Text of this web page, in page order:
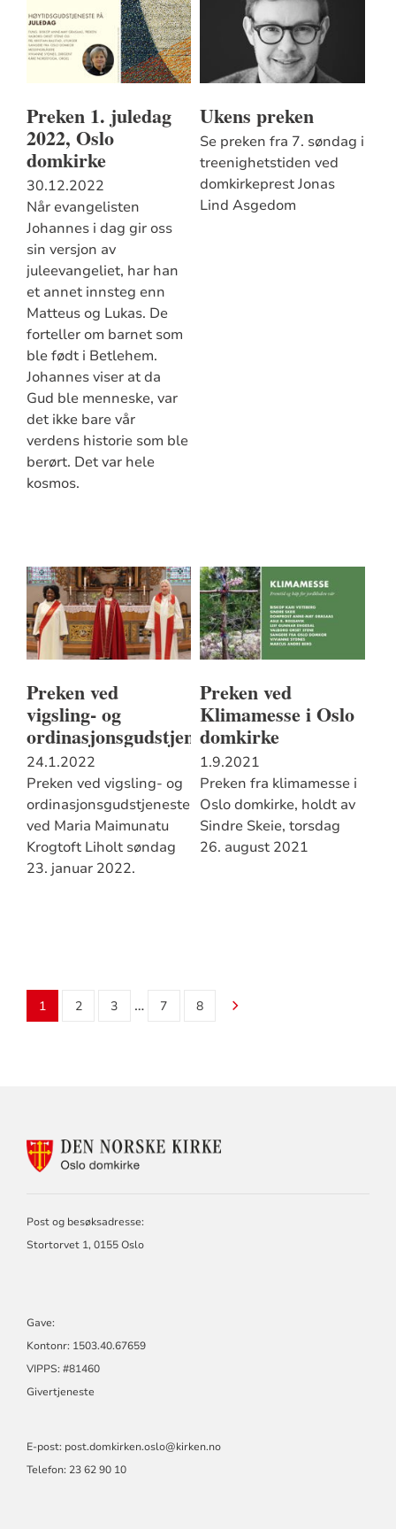
Preken 1. juledag
2022, Oslo
domkirke
30.12.2022
Når evangelisten
Johannes i dag gir oss
sin versjon av
juleevangeliet, har han
et annet innsteg enn
Matteus og Lukas. De
forteller om barnet som
ble født i Betlehem.
Johannes viser at da
Gud ble menneske, var
det ikke bare vår
verdens historie som ble
berørt. Det var hele
kosmos.
Ukens preken
Se preken fra 7. søndag i
treenighetstiden ved
domkirkeprest Jonas
Lind Asgedom
Preken ved
vigsling- og
ordinasjonsgudstjeneste
24.1.2022
Preken ved vigsling- og
ordinasjonsgudstjeneste
ved Maria Maimunatu
Krogtoft Liholt søndag
23. januar 2022.
Preken ved
Klimamesse i Oslo
domkirke
1.9.2021
Preken fra klimamesse i
Oslo domkirke, holdt av
Sindre Skeie, torsdag
26. august 2021
1 2 3 … 7 8
KONTAKTINFORMASJON
Post og besøksadresse:
Stortorvet 1, 0155 Oslo
Gave:
Kontonr: 1503.40.67659
VIPPS: #81460
Givertjeneste
E-post: post.domkirken.oslo@kirken.no
Telefon: 23 62 90 10